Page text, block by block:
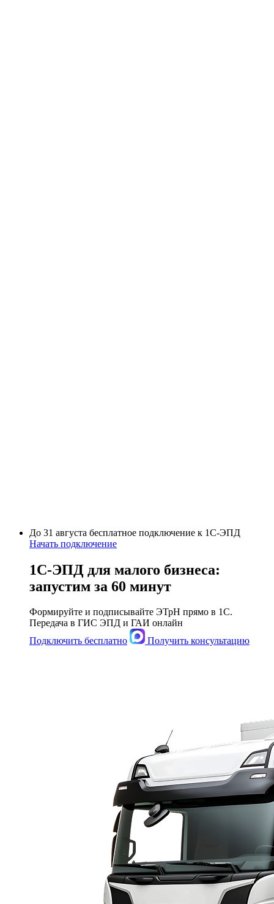
До 31 августа бесплатное подключение к 1С-ЭПД
Начать подключение
1С-ЭПД для малого бизнеса:
запустим за 60 минут
Формируйте и подписывайте ЭТрН прямо в 1С.
Передача в ГИС ЭПД и ГАИ онлайн
Подключить бесплатно
Получить консультацию